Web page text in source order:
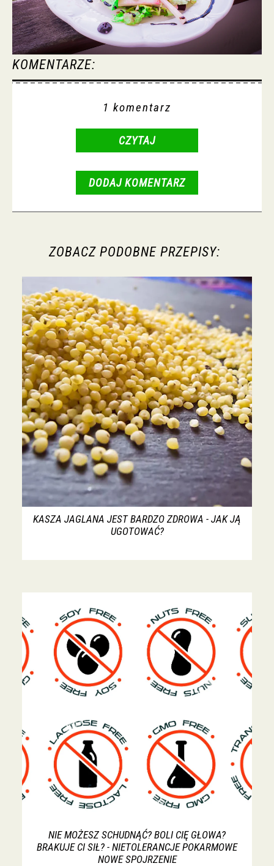
KOMENTARZE:
1 komentarz
CZYTAJ
DODAJ KOMENTARZ
ZOBACZ PODOBNE PRZEPISY:
KASZA JAGLANA JEST BARDZO ZDROWA - JAK JĄ
UGOTOWAĆ?
NIE MOŻESZ SCHUDNĄĆ? BOLI CIĘ GŁOWA?
BRAKUJE CI SIŁ? - NIETOLERANCJE POKARMOWE
NOWE SPOJRZENIE